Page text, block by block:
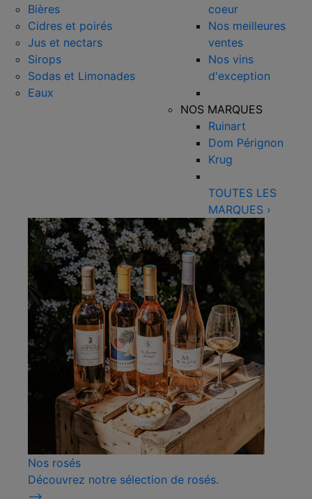
Bières
Cidres et poirés
Jus et nectars
Sirops
Sodas et Limonades
Eaux
coeur
Nos meilleures
ventes
Nos vins
d'exception
NOS MARQUES
Ruinart
Dom Pérignon
Krug
TOUTES LES
MARQUES ›
Nos rosés
Découvrez notre sélection de rosés.
⟶